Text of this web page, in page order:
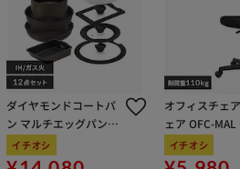
ダイヤモンドコートパ
ン マルチエッグパン入
り 12点セット IHガス
火対応 MEGI-12S ブラ
イチオシ
オフィスチェ
ェア OFC-
ン
イチオシ